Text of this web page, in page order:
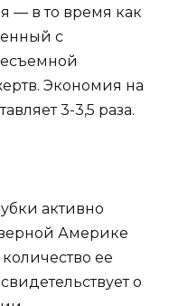
— в то время как
с
Экономия на
3-3,5 раза.
активно
Америке
ее
о